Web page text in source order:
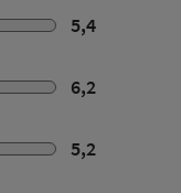
5,4
6,2
5,2